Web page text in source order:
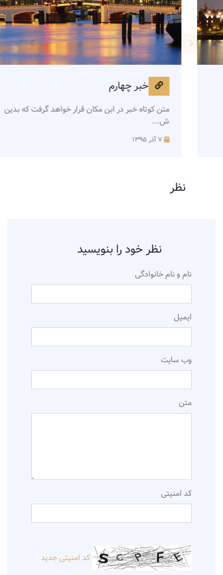
متن کوتاه
در ابن مکان قرار خواهد گرفت که بدین
نظر
نظر خود را بنویسید
نام و نام خانوادگی
ایمیل
وب سایت
متن
کد امنیتی
کد امنیتی جدید